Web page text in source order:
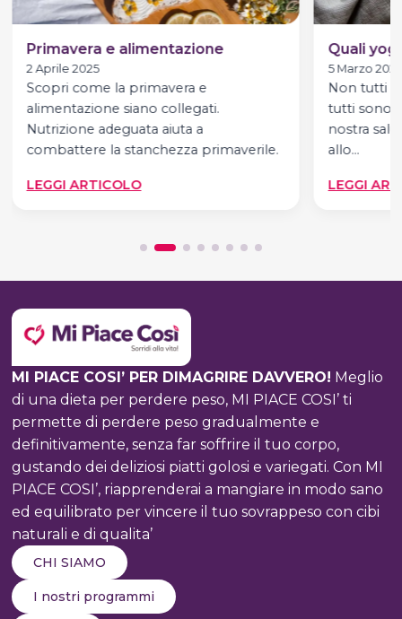
Primavera e alimentazione
2 Aprile 2025
Scopri come la primavera e
alimentazione siano collegati.
Nutrizione adeguata aiuta a
combattere la stanchezza primaverile.
LEGGI ARTICOLO:
ALIMENTAZIONE
Quali
5 Marzo 2025
Non tutti
tutti sono
nostra
allo…
LEGGI
MI PIACE COSI’ PER DIMAGRIRE DAVVERO! Meglio
di una dieta per perdere peso, MI PIACE COSI’ ti
permette di perdere peso gradualmente e
definitivamente, senza far soffrire il tuo corpo,
gustando dei deliziosi piatti golosi e variegati. Con MI
PIACE COSI’, riapprenderai a mangiare in modo sano
ed equilibrato per vincere il tuo sovrappeso con cibi
naturali e di qualita’
CHI SIAMO
I nostri programmi